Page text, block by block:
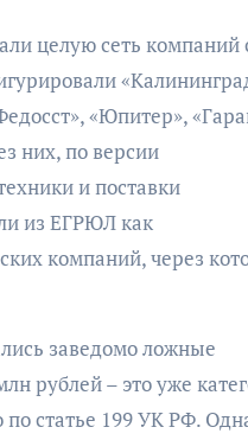
целую сеть компаний
«Юпитер»,
них, по версии
и поставки
из ЕГРЮЛ как
компаний, через
заведомо ложные
рублей – это уже
по статье 199 УК РФ.